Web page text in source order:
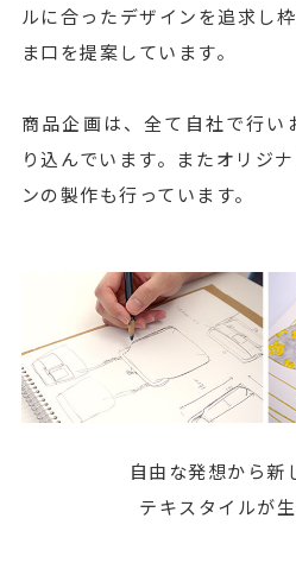
ルに合ったデザインを追求し
ま口を提案しています。
商品企画は、全て自社で行い
り込んでいます。またオリジ
ンの製作も行っています。
自由な発想から新
テキスタイルが生